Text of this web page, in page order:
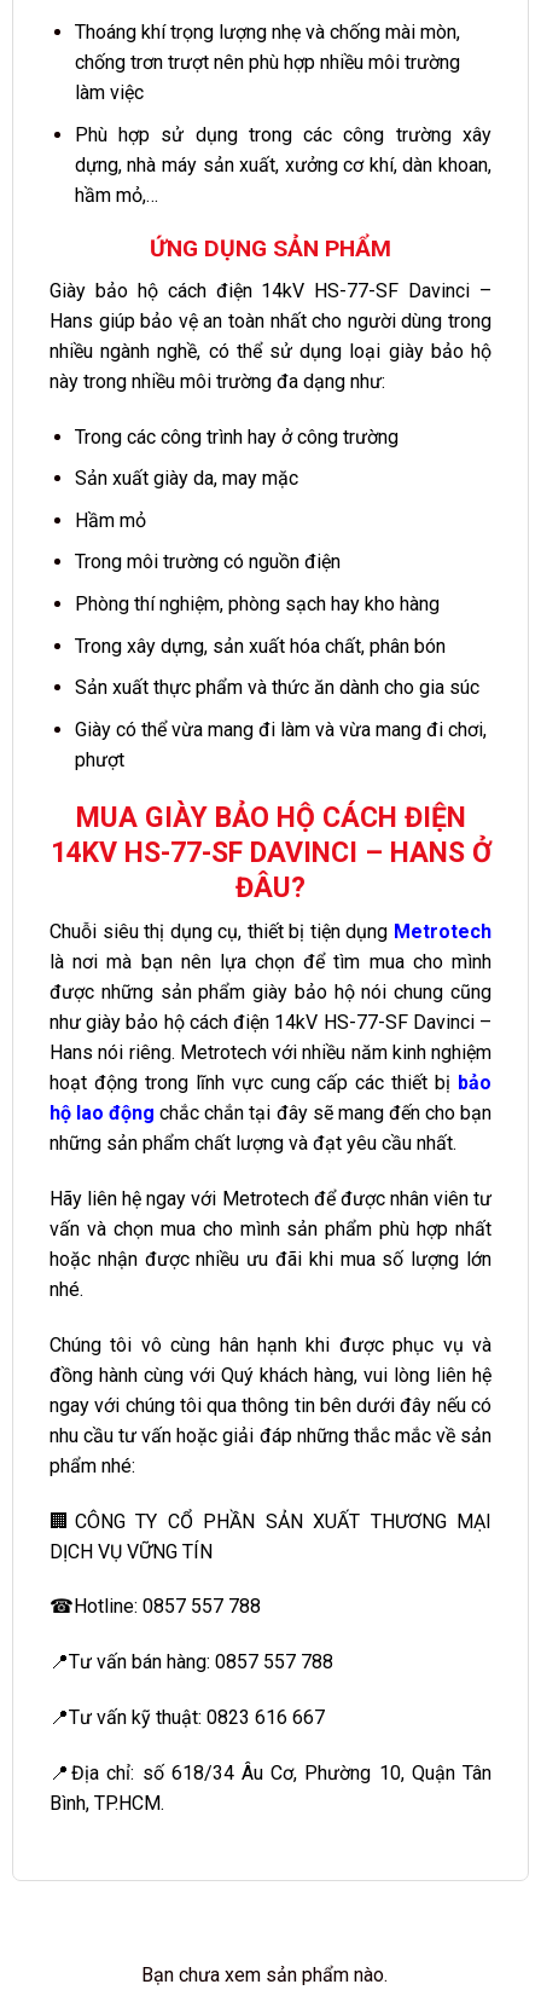
Thoáng khí trọng lượng nhẹ và chống mài mòn,
chống trơn trượt nên phù hợp nhiều môi trường
làm việc
Phù hợp sử dụng trong các công trường xây
dựng, nhà máy sản xuất, xưởng cơ khí, dàn khoan,
hầm mỏ,…
ỨNG DỤNG SẢN PHẨM
Giày bảo hộ cách điện 14kV HS-77-SF Davinci –
Hans giúp bảo vệ an toàn nhất cho người dùng trong
nhiều ngành nghề, có thể sử dụng loại giày bảo hộ
này trong nhiều môi trường đa dạng như:
Trong các công trình hay ở công trường
Sản xuất giày da, may mặc
Hầm mỏ
Trong môi trường có nguồn điện
Phòng thí nghiệm, phòng sạch hay kho hàng
Trong xây dựng, sản xuất hóa chất, phân bón
Sản xuất thực phẩm và thức ăn dành cho gia súc
Giày có thể vừa mang đi làm và vừa mang đi chơi,
phượt
MUA GIÀY BẢO HỘ CÁCH ĐIỆN
14KV HS-77-SF DAVINCI – HANS Ở
ĐÂU?
Chuỗi siêu thị dụng cụ, thiết bị tiện dụng Metrotech
là nơi mà bạn nên lựa chọn để tìm mua cho mình
được những sản phẩm giày bảo hộ nói chung cũng
như giày bảo hộ cách điện 14kV HS-77-SF Davinci –
Hans nói riêng. Metrotech với nhiều năm kinh nghiệm
hoạt động trong lĩnh vực cung cấp các thiết bị bảo
hộ lao động chắc chắn tại đây sẽ mang đến cho bạn
những sản phẩm chất lượng và đạt yêu cầu nhất.
Hãy liên hệ ngay với Metrotech để được nhân viên tư
vấn và chọn mua cho mình sản phẩm phù hợp nhất
hoặc nhận được nhiều ưu đãi khi mua số lượng lớn
nhé.
Chúng tôi vô cùng hân hạnh khi được phục vụ và
đồng hành cùng với Quý khách hàng, vui lòng liên hệ
ngay với chúng tôi qua thông tin bên dưới đây nếu có
nhu cầu tư vấn hoặc giải đáp những thắc mắc về sản
phẩm nhé:
🏢CÔNG TY CỔ PHẦN SẢN XUẤT THƯƠNG MẠI
DỊCH VỤ VỮNG TÍN
☎Hotline: 0857 557 788
📍Tư vấn bán hàng: 0857 557 788
📍Tư vấn kỹ thuật: 0823 616 667
📍Địa chỉ: số 618/34 Âu Cơ, Phường 10, Quận Tân
Bình, TP.HCM.
Bạn chưa xem sản phẩm nào.